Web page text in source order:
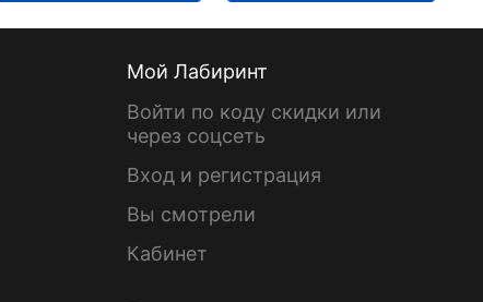
Мой Лабиринт
Войти по коду скидки или
через соцсеть
Вход и регистрация
Вы смотрели
Кабинет